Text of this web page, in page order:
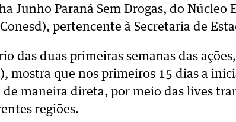
Junho Paraná Sem Drogas, do Núcleo
pertencente à Secretaria de
das duas primeiras semanas das
mostra que nos primeiros 15 dias a
de maneira direta, por meio das lives
regiões.